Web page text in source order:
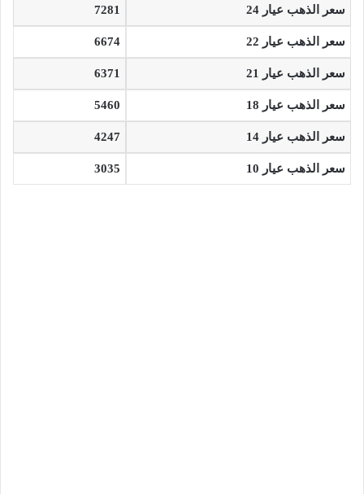
سعر الذهب عيار 24 7281
سعر الذهب عيار 22 6674
سعر الذهب عيار 21 6371
سعر الذهب عيار 18 5460
سعر الذهب عيار 14 4247
سعر الذهب عيار 10 3035